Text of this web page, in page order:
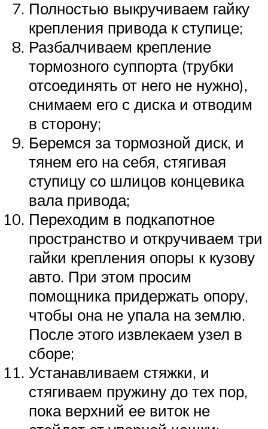
Полностью выкручиваем гайку
крепления привода к ступице;
Разбалчиваем крепление
тормозного суппорта (трубки
отсоединять от него не нужно),
снимаем его с диска и отводим
в сторону;
Беремся за тормозной диск, и
тянем его на себя, стягивая
ступицу со шлицов концевика
вала привода;
Переходим в подкапотное
пространство и откручиваем три
гайки крепления опоры к кузову
авто. При этом просим
помощника придержать опору,
чтобы она не упала на землю.
После этого извлекаем узел в
сборе;
Устанавливаем стяжки, и
стягиваем пружину до тех пор,
пока верхний ее виток не